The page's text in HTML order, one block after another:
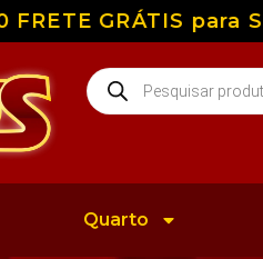
GRÁTIS para
Quarto